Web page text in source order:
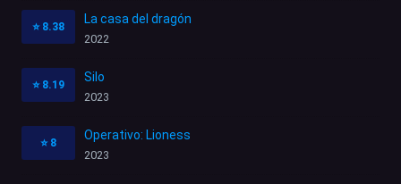
⭐ 8.38
La casa del dragón
2022
⭐ 8.19
Silo
2023
⭐ 8
Operativo: Lioness
2023